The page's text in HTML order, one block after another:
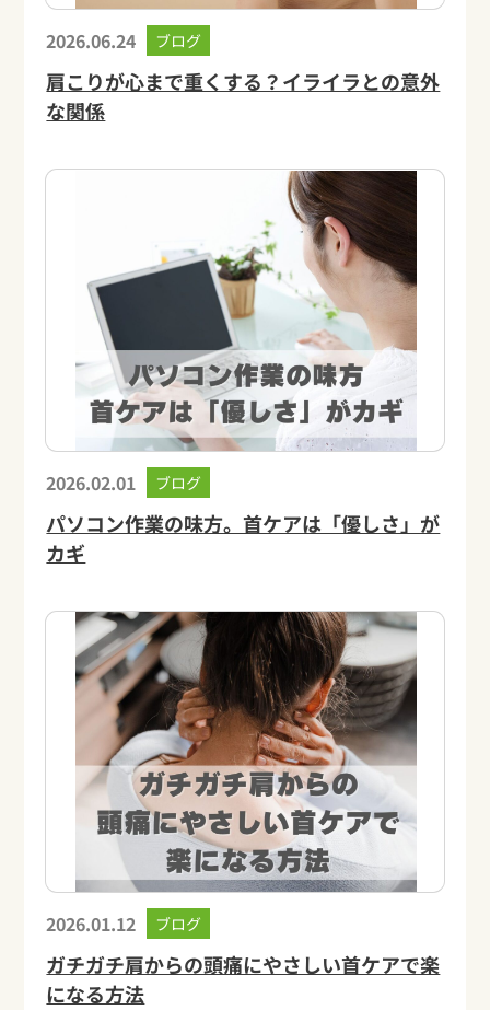
2026.06.24 ブログ
肩こりが心まで重くする？イライラとの意外
な関係
2026.02.01 ブログ
パソコン作業の味方。首ケアは「優しさ」が
カギ
2026.01.12 ブログ
ガチガチ肩からの頭痛にやさしい首ケアで楽
になる方法